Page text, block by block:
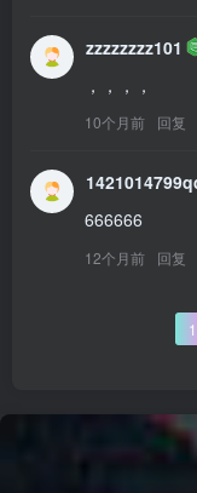
zzzzzzzz101
，，，，
10个月前 回复
666666
12个月前 回复
1